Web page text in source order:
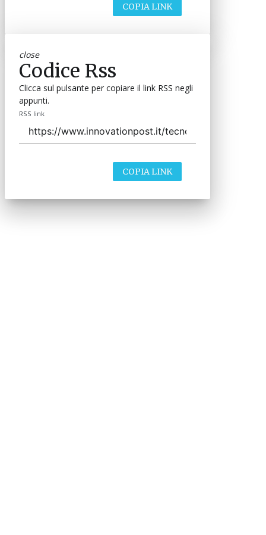
COPIA LINK
close
Codice Rss
Clicca sul pulsante per copiare il link RSS negli
appunti.
RSS link
COPIA LINK